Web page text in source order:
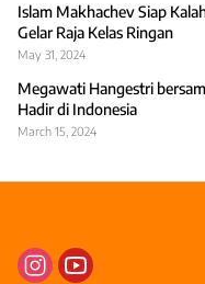
Islam Makhachev Siap
Gelar Raja Kelas Ringan
May 31, 2024
Megawati Hangestri
Hadir di Indonesia
March 15, 2024